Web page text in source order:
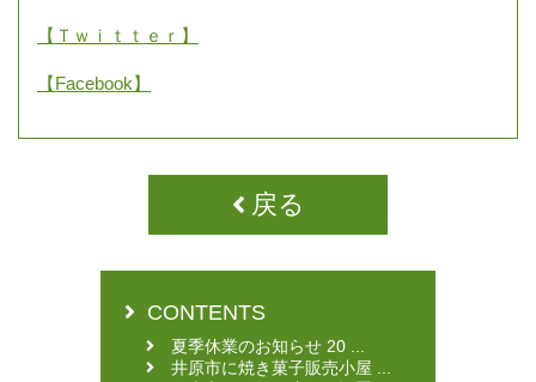
【Ｔｗｉｔｔｅｒ】
【Facebook】
戻る
CONTENTS
夏季休業のお知らせ 20 ...
井原市に焼き菓子販売小屋 ...